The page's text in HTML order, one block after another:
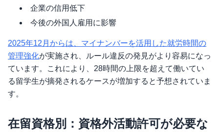
企業の信用低下
今後の外国人雇用に影響
2025年12月からは、マイナンバーを活用した就労時間の
管理強化が実施され、ルール違反の発見がより容易になっ
ています。これにより、28時間の上限を超えて働いてい
る留学生が摘発されるケースが増加すると予想されていま
す。
在留資格別：資格外活動許可が必要な